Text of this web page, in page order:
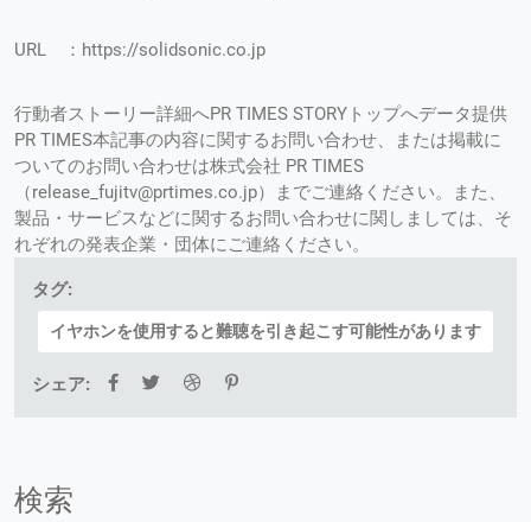
URL ：https://solidsonic.co.jp
行動者ストーリー詳細へPR TIMES STORYトップへデータ提供
PR TIMES本記事の内容に関するお問い合わせ、または掲載に
ついてのお問い合わせは株式会社 PR TIMES
（release_fujitv@prtimes.co.jp）までご連絡ください。また、
製品・サービスなどに関するお問い合わせに関しましては、そ
れぞれの発表企業・団体にご連絡ください。
タグ:
イヤホンを使用すると難聴を引き起こす可能性があります
シェア:
検索